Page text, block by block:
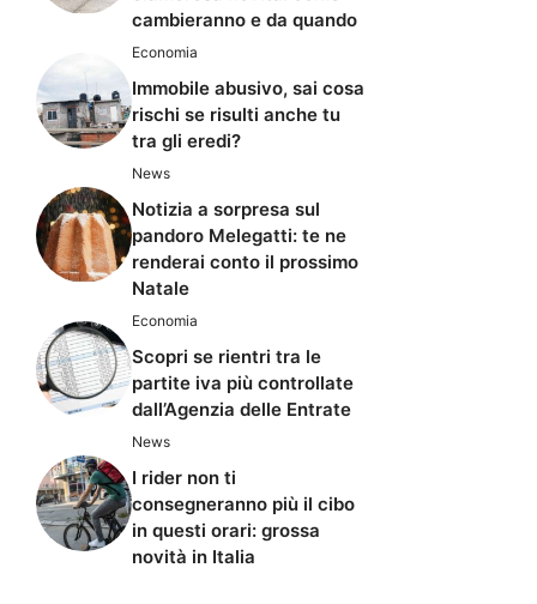
cambieranno e da quando
Economia
Immobile abusivo, sai cosa
rischi se risulti anche tu
tra gli eredi?
News
Notizia a sorpresa sul
pandoro Melegatti: te ne
renderai conto il prossimo
Natale
Economia
Scopri se rientri tra le
partite iva più controllate
dall’Agenzia delle Entrate
News
I rider non ti
consegneranno più il cibo
in questi orari: grossa
novità in Italia